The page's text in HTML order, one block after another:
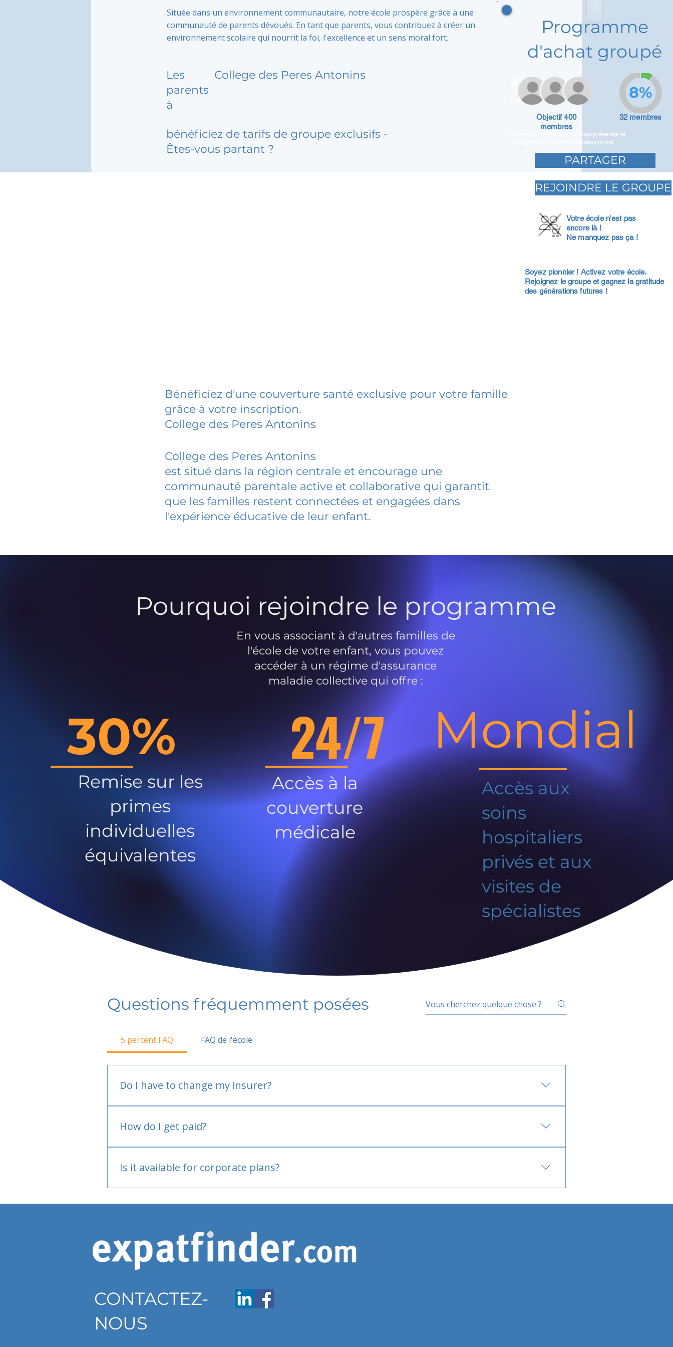
Située dans un environnement communautaire, notre école prospère grâce à une
communauté de parents dévoués. En tant que parents, vous contribuez à créer un
environnement scolaire qui nourrit la foi, l'excellence et un sens moral fort.
Les
parents
à
College des Peres Antonins
bénéficiez de tarifs de groupe exclusifs -
Êtes-vous partant ?
Adam Caar
Promoteur
Utilisez cet espace pour vous présenter et
partager votre parcours professionnel.
Programme
d'achat groupé
Objectif 400
membres
32 membres
8%
PARTAGER
REJOINDRE LE GROUPE
Votre école n'est pas
encore là !
Ne manquez pas ça !
Soyez pionnier ! Activez votre école.
Rejoignez le groupe et gagnez la gratitude
des générations futures !
Bénéficiez d'une couverture santé exclusive pour votre famille
grâce à votre inscription.
College des Peres Antonins
College des Peres Antonins
est situé dans la région centrale et encourage une
communauté parentale active et collaborative qui garantit
que les familles restent connectées et engagées dans
l'expérience éducative de leur enfant.
Pourquoi rejoindre le programme
En vous associant à d'autres familles de
l'école de votre enfant, vous pouvez
accéder à un régime d'assurance
maladie collective qui offre :
30%
Remise sur les
primes
individuelles
équivalentes
24/7
Accès à la
couverture
médicale
Mondial
Accès aux
soins
hospitaliers
privés et aux
visites de
spécialistes
Questions fréquemment posées
5 percent FAQ FAQ de l'école
Do I have to change my insurer?
How do I get paid?
Is it available for corporate plans?
CONTACTEZ-
NOUS